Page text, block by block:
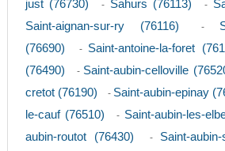
just (76730)
- Sahurs (76113) -
Saint-aignan-sur-ry (76116) -
(76690)
- Saint-antoine-la-foret
(76490)
- Saint-aubin-celloville
cretot (76190)
- Saint-aubin-epinay
le-cauf (76510)
- Saint-aubin-les-
aubin-routot (76430)
- Saint-